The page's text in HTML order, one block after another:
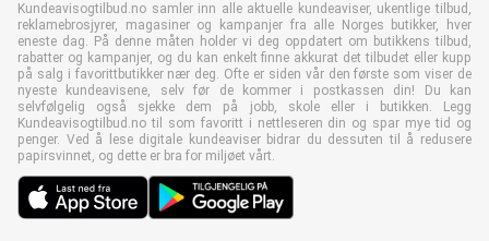
Kundeavisogtilbud.no samler inn alle aktuelle kundeaviser, ukentlige tilbud,
reklamebrosjyrer, magasiner og kampanjer fra alle Norges butikker, hver
eneste dag. På denne måten holder vi deg oppdatert om butikkens tilbud,
rabatter og kampanjer, og du kan enkelt finne akkurat det tilbudet eller kupp
på salg i favorittbutikker nær deg. Ofte er siden vår den første som viser de
nyeste kundeavisene, selv før de kommer i postkassen din! Du kan
selvfølgelig også sjekke dem på jobb, skole eller i butikken. Legg
Kundeavisogtilbud.no til som favoritt i nettleseren din og spar mye tid og
penger. Ved å lese digitale kundeaviser bidrar du dessuten til å redusere
papirsvinnet, og dette er bra for miljøet vårt.